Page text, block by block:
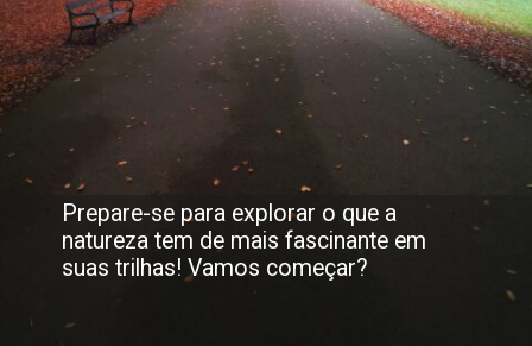
Prepare-se para explorar o que a
natureza tem de mais fascinante em
suas trilhas! Vamos começar?